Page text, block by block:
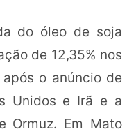
do óleo de soja
de 12,35% nos
o anúncio de
Unidos e Irã e a
Ormuz. Em Mato